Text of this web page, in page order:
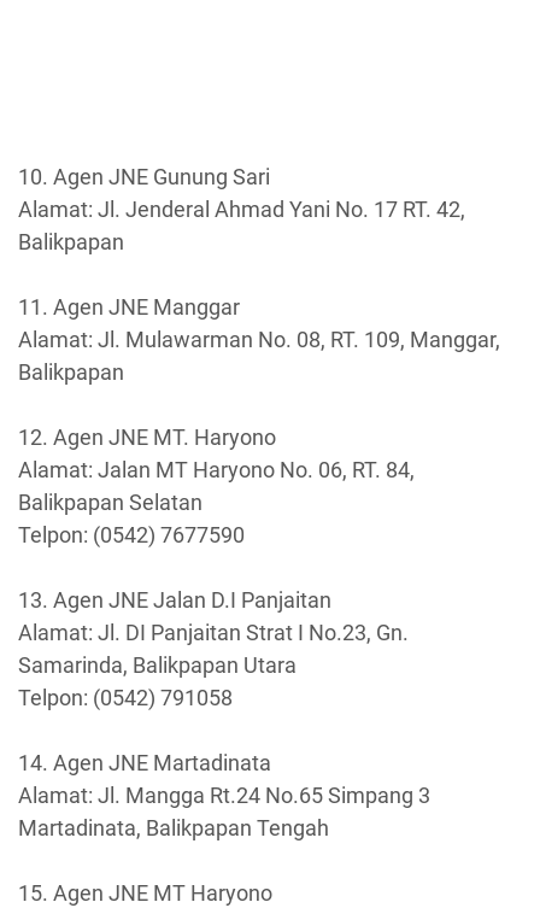
10. Agen JNE Gunung Sari
Alamat: Jl. Jenderal Ahmad Yani No. 17 RT. 42,
Balikpapan
11. Agen JNE Manggar
Alamat: Jl. Mulawarman No. 08, RT. 109, Manggar,
Balikpapan
12. Agen JNE MT. Haryono
Alamat: Jalan MT Haryono No. 06, RT. 84,
Balikpapan Selatan
Telpon: (0542) 7677590
13. Agen JNE Jalan D.I Panjaitan
Alamat: Jl. DI Panjaitan Strat I No.23, Gn.
Samarinda, Balikpapan Utara
Telpon: (0542) 791058
14. Agen JNE Martadinata
Alamat: Jl. Mangga Rt.24 No.65 Simpang 3
Martadinata, Balikpapan Tengah
15. Agen JNE MT Haryono